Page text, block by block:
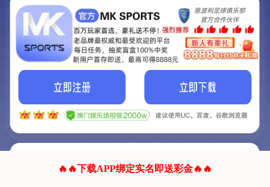
联系我们!